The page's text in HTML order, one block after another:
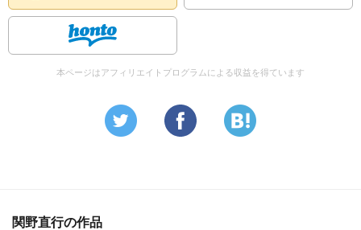
タイミングは完璧にできています。
今現在に生きることです。
本ページはアフィリエイトプログラムによる収益を得ています
関野直行の作品